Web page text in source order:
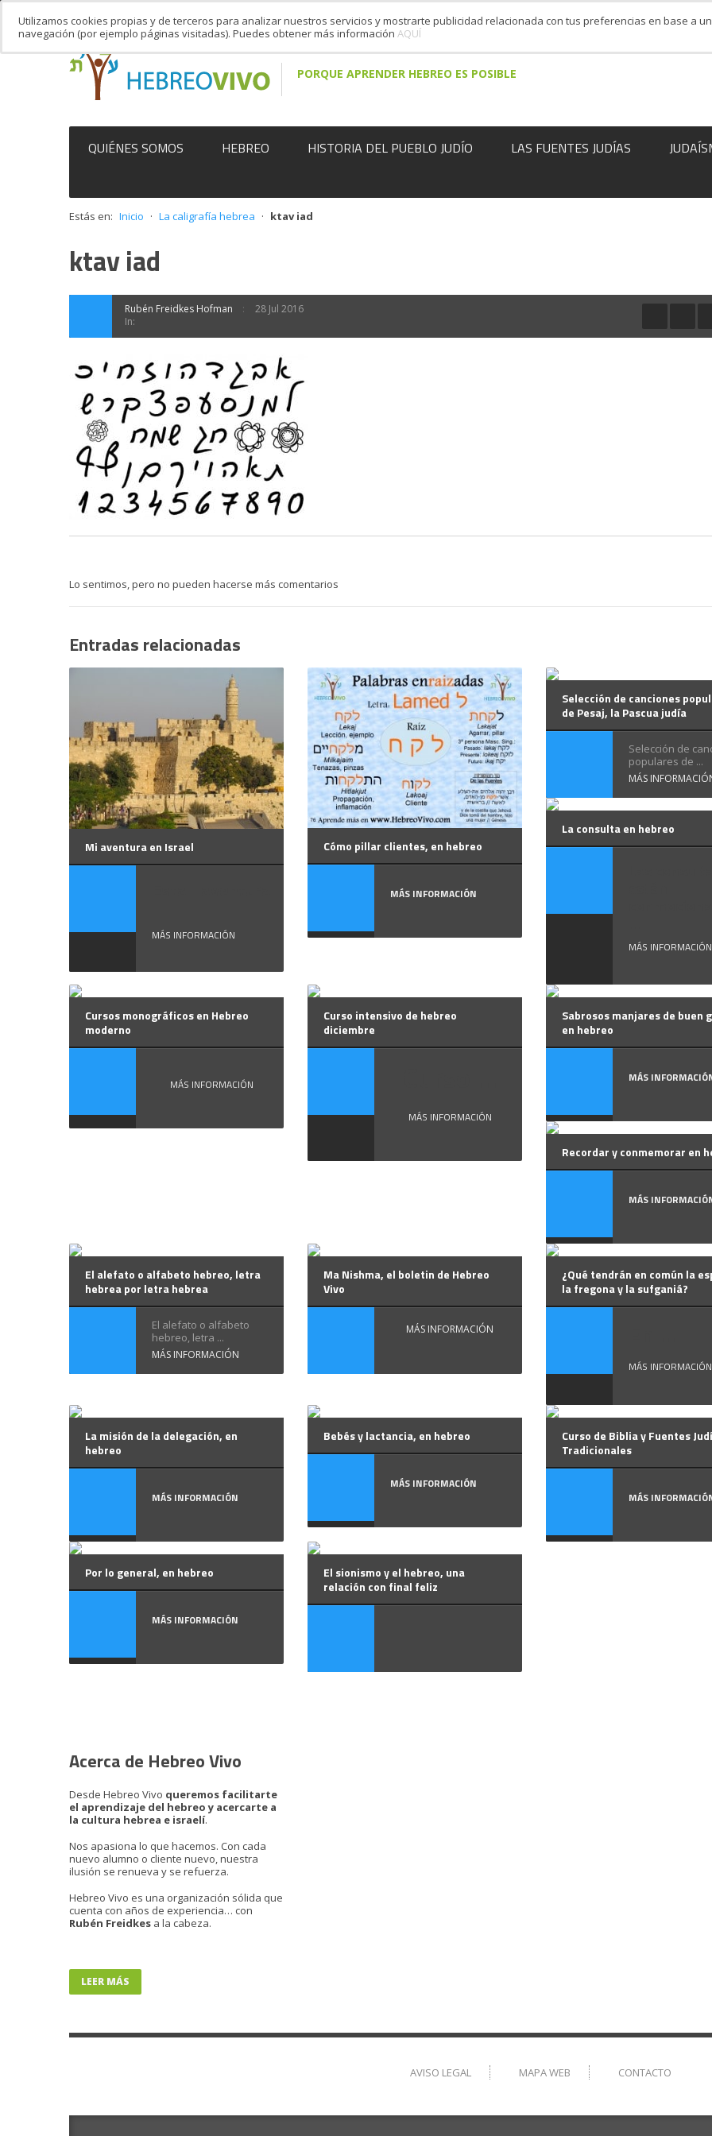
PORQUE APRENDER HEBREO ES POSIBLE
QUIÉNES SOMOS HEBREO HISTORIA DEL PUEBLO JUDÍO LAS FUENTES JUDÍAS
Estás en: Inicio · La caligrafía hebrea · ktav iad
ktav iad
Rubén Freidkes Hofman
28 Jul 2016
In:
Lo sentimos, pero no pueden hacerse más comentarios
Entradas relacionadas
Mi aventura en Israel
MÁS INFORMACIÓN
Cómo pillar clientes, en hebreo
MÁS INFORMACIÓN
Selección de canciones
de Pesaj, la Pascua judía
Selección de
populares de ...
MÁS
La consulta en hebreo
MÁS INFORMACIÓN
Cursos monográficos en Hebreo
moderno
MÁS INFORMACIÓN
Curso intensivo de hebreo
diciembre
MÁS INFORMACIÓN
Sabrosos manjares de buen
en hebreo
MÁS
Recordar y conmemorar en
MÁS
El alefato o alfabeto hebreo, letra
hebrea por letra hebrea
El alefato o alfabeto
hebreo, letra ...
MÁS INFORMACIÓN
Ma Nishma, el boletin de Hebreo
Vivo
MÁS INFORMACIÓN
¿Qué tendrán en común la
la fregona y la sufganiá?
MÁS INFORMACIÓN
La misión de la delegación, en
hebreo
MÁS INFORMACIÓN
Bebés y lactancia, en hebreo
MÁS INFORMACIÓN
Curso de Biblia y Fuentes
Tradicionales
MÁS
Por lo general, en hebreo
MÁS INFORMACIÓN
El sionismo y el hebreo, una
relación con final feliz
Acerca de Hebreo Vivo
Desde Hebreo Vivo queremos facilitarte
el aprendizaje del hebreo y acercarte a
la cultura hebrea e israelí.
Nos apasiona lo que hacemos. Con cada
nuevo alumno o cliente nuevo, nuestra
ilusión se renueva y se refuerza.
Hebreo Vivo es una organización sólida que
cuenta con años de experiencia… con
Rubén Freidkes a la cabeza.
LEER MÁS
AVISO LEGAL MAPA WEB CONTACTO
Utilizamos cookies propias y de terceros para analizar nuestros servicios y mostrarte publicidad relacionada con tus preferencias en base a
navegación (por ejemplo páginas visitadas). Puedes obtener más información AQUÍ